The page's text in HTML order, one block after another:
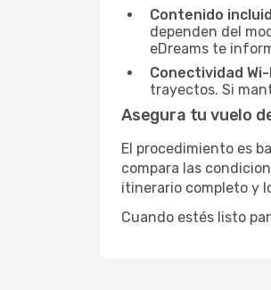
Contenido
dependen del
eDreams te
Conectividad
trayectos. Si
Asegura tu vuelo
El procedimiento es
compara las
itinerario completo y
Cuando estés listo